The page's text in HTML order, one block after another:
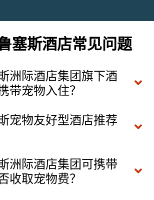
塞斯酒店常见问题
洲际酒店集团旗下酒
带宠物入住？
宠物友好型酒店推荐
洲际酒店集团可携带
收取宠物费？